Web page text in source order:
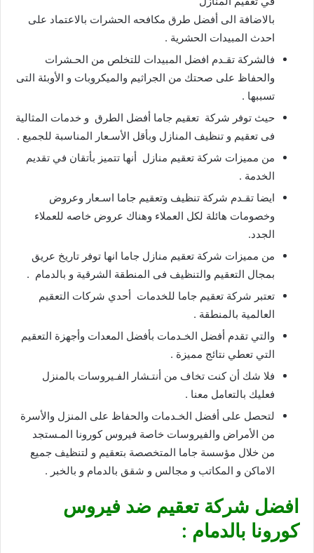
بالاضافة الى أفضل طرق مكافحه الحشرات بالاعتماد على
احدث المبيدات الحشرية .
فالشركة تقـدم افضل المبيدات للتخلص من الحـشرات
والحفاظ على صحتك من الجراثيم والميكروبات و الأوبئة التى
تسببها .
حيث توفر شركة تعقيم جاما أفضل الطرق و خدمات المثالية
فى تعقيم و تنظيف المنازل وبأقل الأسـعار المناسبة للجميع .
من مميزات شركة تعقيم منازل أنها تتميز بأتقان في تقديم
الخدمة .
ايضا تقـدم شركة تنظيف وتعقيم جاما اسـعار وعروض
وخصومات هائلة لكل العملاء وهناك عروض خاصه للعملاء
الجدد.
من مميزات شركة تعقيم منازل جاما انها توفر تاريخ عريق
بمجال التعقيم والتنظيف فى المنطقة الشرقية و بالدمام .
تعتبر شركة تعقيم جاما للخدمات أحدي شركات التعقيم
العالمية بالمنطقة .
والتي تقدم أفضل الخـدمات بأفضل المعدات وأجهزة التعقيم
التي تعطي نتائج مميزة .
فلا شك أن كنت تخاف من أنتـشار الفـيروسات بالمنزل
فعليك بالتعامل معنا .
لتحصل على أفضل الخـدمات والحفاظ على المنزل والأسرة
من الأمراض والفيروسات خاصة فيروس كورونا المـستجد
من خلال مؤسسة جاما المتخصصة بتعقيم و لتنظيف جميع
الاماكن و المكاتب و مجالس و شقق بالدمام و بالخبر .
افضل شركة تعقيم ضد فيروس
كورونا بالدمام :